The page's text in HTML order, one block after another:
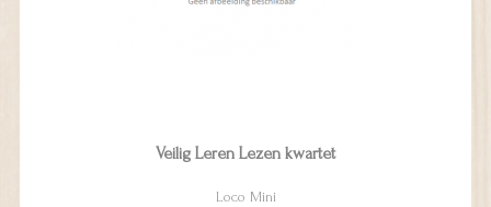
Veilig Leren Lezen kwartet
Loco Mini